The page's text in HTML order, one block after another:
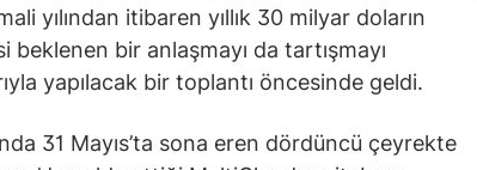
yılından itibaren yıllık 30 milyar doların
bir anlaşmayı da tartışmayı
yapılacak bir toplantı öncesinde geldi.
31 Mayıs’ta sona eren dördüncü çeyrekte